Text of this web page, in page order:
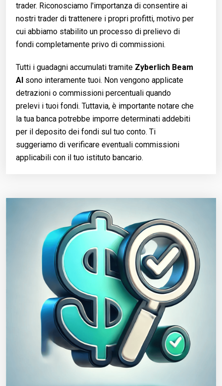
trader. Riconosciamo l'importanza di consentire ai
nostri trader di trattenere i propri profitti, motivo per
cui abbiamo stabilito un processo di prelievo di
fondi completamente privo di commissioni.
Tutti i guadagni accumulati tramite Zyberlich Beam
AI sono interamente tuoi. Non vengono applicate
detrazioni o commissioni percentuali quando
prelevi i tuoi fondi. Tuttavia, è importante notare che
la tua banca potrebbe imporre determinati addebiti
per il deposito dei fondi sul tuo conto. Ti
suggeriamo di verificare eventuali commissioni
applicabili con il tuo istituto bancario.